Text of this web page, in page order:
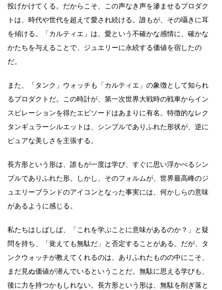
投げかけてくる。だからこそ、この声なき声を滲ませるプロダク
トは、時代や世代を超えて愛され続ける。誰もが、その囁きに耳
を傾ける。「カルティエ」は、愛という不確かな感情に、確かな
かたちを与えることで、ジュエリーに永続する価値を宿したの
だ。
また、「タンク」ウォッチも「カルティエ」の象徴として知られ
るプロダクトだ。この時計が、第一次世界大戦時の戦車からイン
スピレーションを得たエピソードはあまりに有名。特徴的なレク
タンギュラーシルエットは、シンプルでありふれた形状が、逆に
ピュアな美しさを主張する。
長方形という形は、誰もが一度は学び、すぐに思い浮かべるシン
プルでありふれた形。しかし、そのフォルムが、世界最高峰のジ
ュエリーブランドのアイコンとなった事実には、何かしらの意味
があるように感じる。
私たちはしばしば、「これを学ぶことに意味があるのか？」と疑
問を持ち、「覚えても無駄だ」と否定することがある。だが、タ
ンクウォッチが教えてくれるのは、ありふれたものの中にこそ、
まだ見ぬ価値が潜んでいるということだ。無駄に思える学びも、
後に力を持つかもしれない。長方形という形は、無駄を削ぎ落と